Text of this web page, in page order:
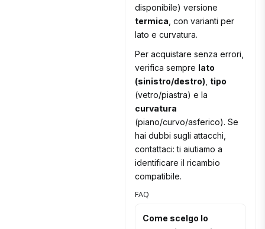
disponibile) versione
termica , con varianti per
lato e curvatura.
Per acquistare senza errori,
verifica sempre lato
(sinistro/destro) tipo
(vetro/piastra) e la
curvatura
(piano/curvo/asferico). Se
hai dubbi sugli attacchi,
contattaci: ti aiutiamo a
identificare il ricambio
compatibile.
FAQ
Come scelgo lo